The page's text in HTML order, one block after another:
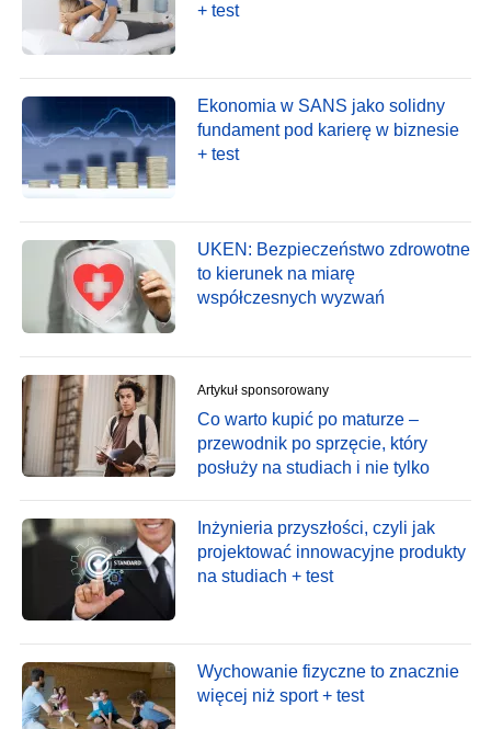
+ test
Ekonomia w SANS jako solidny
fundament pod karierę w biznesie
+ test
UKEN: Bezpieczeństwo zdrowotne
to kierunek na miarę
współczesnych wyzwań
Artykuł sponsorowany
Co warto kupić po maturze –
przewodnik po sprzęcie, który
posłuży na studiach i nie tylko
Inżynieria przyszłości, czyli jak
projektować innowacyjne produkty
na studiach + test
Wychowanie fizyczne to znacznie
więcej niż sport + test